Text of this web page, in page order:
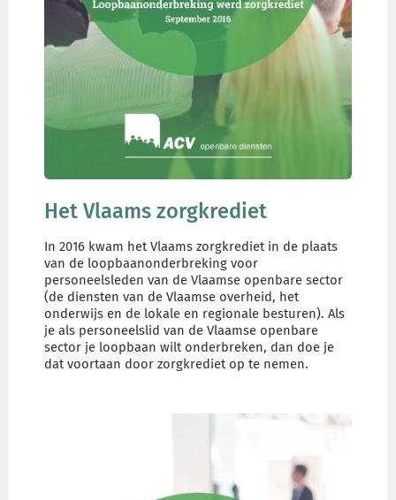
Het Vlaams zorgkrediet
In 2016 kwam het Vlaams zorgkrediet in de plaats
van de loopbaanonderbreking voor
personeelsleden van de Vlaamse openbare sector
(de diensten van de Vlaamse overheid, het
onderwijs en de lokale en regionale besturen). Als
je als personeelslid van de Vlaamse openbare
sector je loopbaan wilt onderbreken, dan doe je
dat voortaan door zorgkrediet op te nemen.